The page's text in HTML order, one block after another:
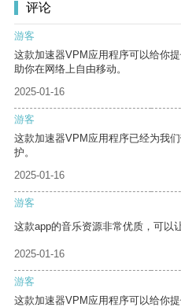
评论
游客
这款加速器VPM应用程序可以给你
助你在网络上自由移动。
2025-01-16
游客
这款加速器VPM应用程序已经为我
护。
2025-01-16
游客
这款app的音乐资源非常优质，可以
2025-01-16
游客
这款加速器VPM应用程序可以给你